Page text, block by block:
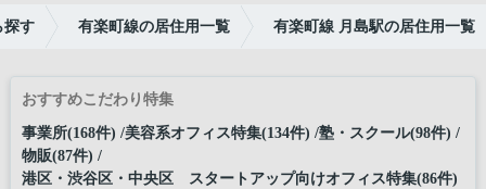
探す 有楽町線の居住用一覧 有楽町線 月島駅の居住用一覧
おすすめこだわり特集
事業所(168件) 美容系オフィス特集(134件) 塾・スクール(98件)
物販(87件)
港区・渋谷区・中央区 スタートアップ向けオフィス特集(86件)